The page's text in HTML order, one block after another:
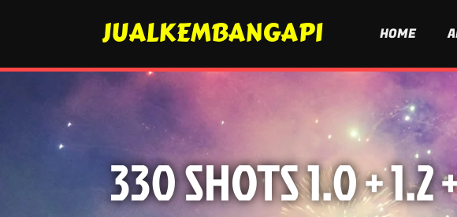
JUALKEMBANGAPI HOME
330 SHOTS 1.0 +